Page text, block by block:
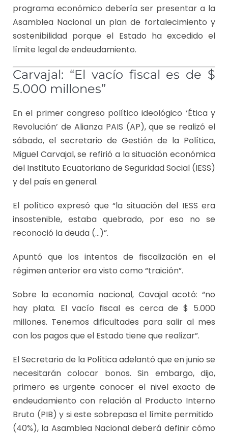
programa económico debería ser presentar a la
Asamblea Nacional un plan de fortalecimiento y
sostenibilidad porque el Estado ha excedido el
límite legal de endeudamiento.
Carvajal: “El vacío fiscal es de $
5.000 millones”
En el primer congreso político ideológico ‘Ética y
Revolución’ de Alianza PAIS (AP), que se realizó el
sábado, el secretario de Gestión de la Política,
Miguel Carvajal, se refirió a la situación económica
del Instituto Ecuatoriano de Seguridad Social (IESS)
y del país en general.
El político expresó que “la situación del IESS era
insostenible, estaba quebrado, por eso no se
reconoció la deuda (…)”.
Apuntó que los intentos de fiscalización en el
régimen anterior era visto como “traición”.
Sobre la economía nacional, Cavajal acotó: “no
hay plata. El vacío fiscal es cerca de $ 5.000
millones. Tenemos dificultades para salir al mes
con los pagos que el Estado tiene que realizar”.
El Secretario de la Política adelantó que en junio se
necesitarán colocar bonos. Sin embargo, dijo,
primero es urgente conocer el nivel exacto de
endeudamiento con relación al Producto Interno
Bruto (PIB) y si este sobrepasa el límite permitido
(40%), la Asamblea Nacional deberá definir cómo